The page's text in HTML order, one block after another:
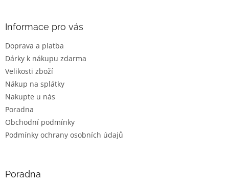
Informace pro vás
Doprava a platba
Dárky k nákupu zdarma
Velikosti zboží
Nákup na splátky
Nakupte u nás
Poradna
Obchodní podmínky
Podmínky ochrany osobních údajů
Poradna